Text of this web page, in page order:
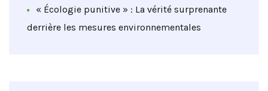
« Écologie punitive » : La vérité surprenante
derrière les mesures environnementales